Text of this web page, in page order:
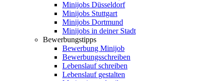
Minijobs Düsseldorf
Minijobs Stuttgart
Minijobs Dortmund
Minijobs in deiner Stadt
Bewerbungstipps
Bewerbung Minijob
Bewerbungsschreiben
Lebenslauf schreiben
Lebenslauf gestalten